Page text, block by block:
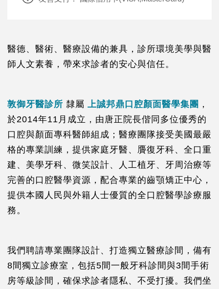
醫德、醫術、醫療設備的兼具，診所環境美學與醫
師人文素養，帶來求診者的安心與信任。
敦御牙醫診所 隸屬 上誠邦鼎口腔顏面醫學集團 ，
於2014年11月成立，由唐正院長偕同多位優秀的
口腔與顏面專科醫師組成；醫療團隊接受美國最嚴
格的專業訓練，提供家庭牙醫、贗復牙科、全口重
建、美學牙科、微笑設計、人工植牙、牙周治療等
完善的口腔醫學資源，配合專業的齒顎矯正中心，
提供本國人民與外籍人士優質的全口腔醫學診療服
務。
我們聘請專業團隊設計、打造獨立醫療診間，備有
8間獨立診療室，包括5間一般牙科診間與3間手術
房等級診間，確保求診者隱私、不受打擾。我們坐